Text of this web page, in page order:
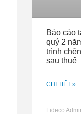
Báo cáo
quý 2
trình
sau thuế
CHI TIẾT »
Lideco